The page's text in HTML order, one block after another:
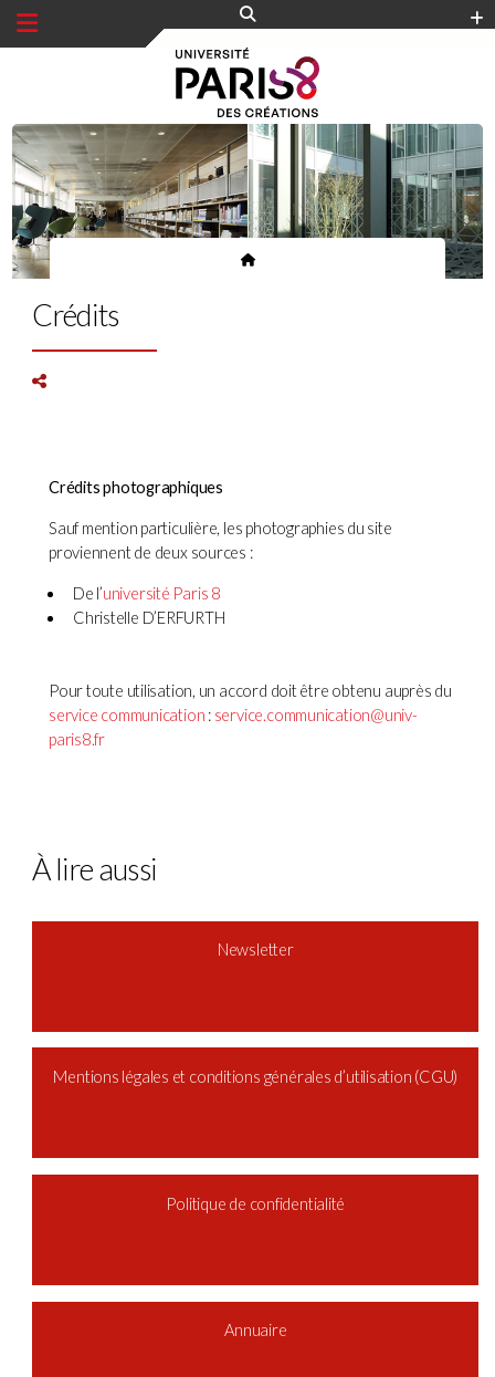
Crédits
Crédits photographiques
Sauf mention particulière, les photographies du site
proviennent de deux sources :
De l’université Paris 8
Christelle D’ERFURTH
Pour toute utilisation, un accord doit être obtenu auprès du
service communication : service.communication@univ-
paris8.fr
À lire aussi
Newsletter
Mentions légales et conditions générales d’utilisation (CGU)
Politique de confidentialité
Annuaire
Panneau de gestion des cookies